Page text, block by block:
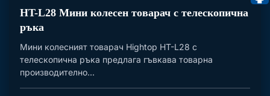
HT-L28 Мини колесен товарач с телескопична
ръка
Мини колесният товарач Hightop HT-L28 с
телескопична ръка предлага гъвкава товарна
производително...